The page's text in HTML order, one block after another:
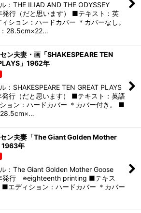
：THE ILIAD AND THE ODYSSEY
行（だと思います） ■テキスト：英
ション：ハードカバー ＊カバーなし。
28.5cm×22…
ン夫妻・画「SHAKESPEARE TEN
」1962年
：SHAKESPEARE TEN GREAT PLAYS
行（だと思います） ■テキスト：英語
ョン：ハードカバー ＊カバー付き。 ■
28.5cm×…
ン夫妻「The Giant Golden Mother
年
：The Giant Golden Mother Goose
発行 ※eighteenth printing ■テキス
■エディション：ハードカバー ＊カバー